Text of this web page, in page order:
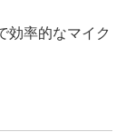
効率的なマイク